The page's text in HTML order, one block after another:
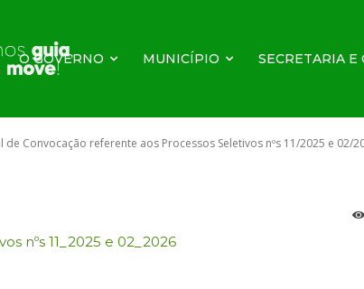
O GOVERNO MUNICÍPIO SECRETARIA E
de Convocação referente aos Processos Seletivos nºs 11/2025 e 02/
Seletivos
nºs 11_2025 e 02_2026